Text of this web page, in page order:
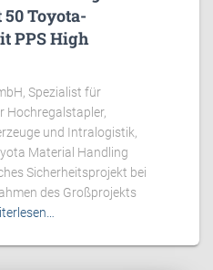
Toyota-
PPS High
Spezialist für
Hochregalstapler,
und Intralogistik,
Material Handling
Sicherheitsprojekt bei
des Großprojekts